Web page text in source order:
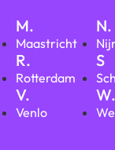
M.
Maastricht
N.
R.
Rotterdam
S
V.
Venlo
W.